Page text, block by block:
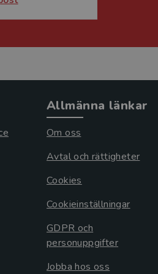
Allmänna länkar
Om oss
Avtal och rättigheter
Cookies
Cookieinställningar
GDPR och
personuppgifter
Jobba hos oss